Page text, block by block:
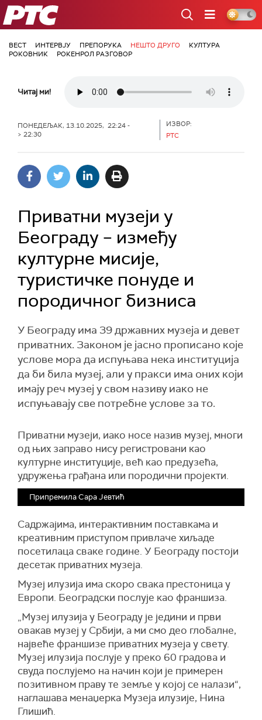
РТС
ВЕСТ ИНТЕРВЈУ ПРЕПОРУКА НЕШТО ДРУГО
КУЛТУРА
РОКОВНИК
РОКЕНРОЛ РАЗГОВОР
Читај ми!
ПОНЕДЕЉАК, 13.10.2025, 22:24 -
> 22:30
ИЗВОР:
РТС
Приватни музеји у
Београду – између
културне мисије,
туристичке понуде и
породичног бизниса
У Београду има 39 државних музеја и девет
приватних. Законом је јасно прописано које
услове мора да испуњава нека институција
да би била музеј, али у пракси има оних који
имају реч музеј у свом називу иако не
испуњавају све потребне услове за то.
Приватни музеји, иако носе назив музеј, многи
од њих заправо нису регистровани као
културне институције, већ као предузећа,
удружења грађана или породични пројекти.
Припремила Сара Јевтић
Садржајима, интерактивним поставкама и
креативним приступом привлаче хиљаде
посетилаца сваке године. У Београду постоји
десетак приватних музеја.
Музеј илузија има скоро свака престоница у
Европи. Београдски послује као франшиза.
„Музеј илузија у Београду је једини и први
овакав музеј у Србији, а ми смо део глобалне,
највеће франшизе приватних музеја у свету.
Музеј илузија послује у преко 60 градова и
свуда послујемо на начин који је примерен
позитивном праву те земље у којој се налази“,
наглашава менаџерка Музеја илузије, Нина
Глишић.